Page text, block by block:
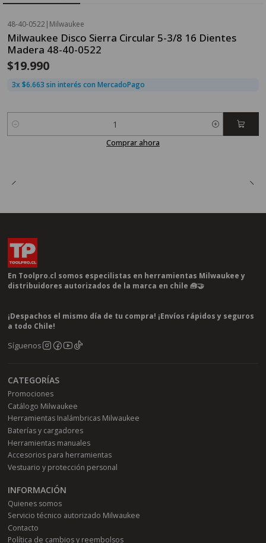
48-40-0522 | Milwaukee
Milwaukee Disco Sierra Circular 5-3/8 16 Dientes
Madera 48-40-0522
$19.990
3x $6.663 sin interés con MercadoPago
Cantidad
Comprar ahora
En Toolpro.cl somos especilistas en herramientas Milwaukee y
distribuidores autorizados de la marca en chile 🧰🤝
¡Despachos el mismo día de tu compra! ¡Envíos rápidos y seguros
a todo Chile!
Síguenos
CATEGORÍAS
Promociones
Catálogo Milwaukee
Herramientas Inalámbricas Milwaukee
Baterías y cargadores
Herramientas manuales
Accesorios para herramientas
Vestuario y protección personal
INFORMACIÓN
Quienes somos
Servicio técnico autorizado Milwaukee
Contacto
Política de cambios y reembolsos